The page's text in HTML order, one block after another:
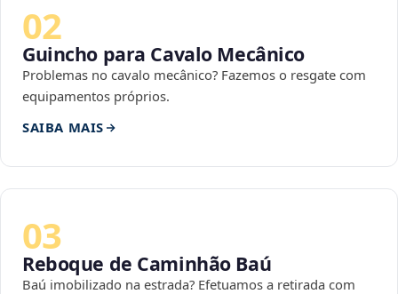
02
Guincho para Cavalo Mecânico
Problemas no cavalo mecânico? Fazemos o resgate com
equipamentos próprios.
SAIBA MAIS
03
Reboque de Caminhão Baú
Baú imobilizado na estrada? Efetuamos a retirada com